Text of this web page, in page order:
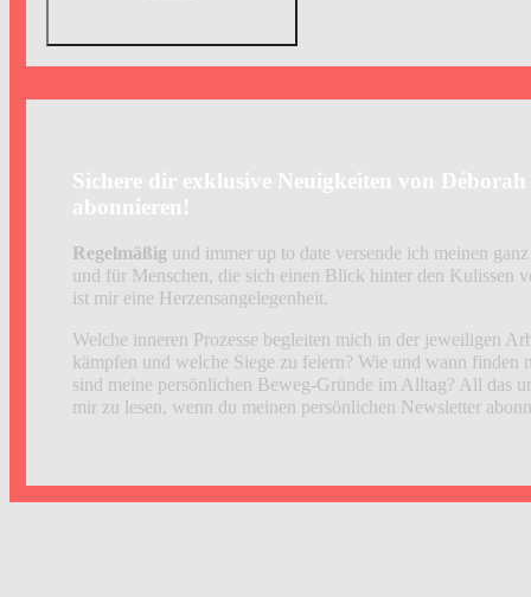
Sichere dir exklusive Neuigkeiten von
abonnieren!
Regelmäßig und immer up to date versende ich meinen
und für Menschen, die sich einen Blick hinter den Kulissen
ist mir eine Herzensangelegenheit.
Welche inneren Prozesse begleiten mich in der jeweiligen
kämpfen und welche Siege zu feiern? Wie und wann finden
sind meine persönlichen Beweg-Gründe im Alltag? All das
mir zu lesen, wenn du meinen persönlichen Newsletter